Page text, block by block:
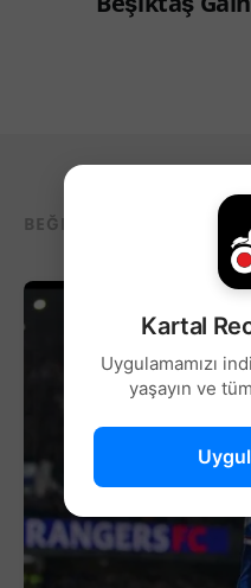
BEĞENEBILECEĞIN
Kartal
Uygulamamızı
yaşayın ve